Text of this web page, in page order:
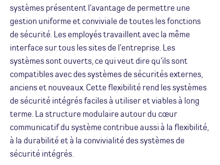
systèmes présentent l’avantage de permettre une
gestion uniforme et conviviale de toutes les fonctions
de sécurité. Les employés travaillent avec la même
interface sur tous les sites de l’entreprise. Les
systèmes sont ouverts, ce qui veut dire qu’ils sont
compatibles avec des systèmes de sécurités externes,
anciens et nouveaux. Cette flexibilité rend les systèmes
de sécurité intégrés faciles à utiliser et viables à long
terme. La structure modulaire autour du cœur
communicatif du système contribue aussi à la flexibilité,
à la durabilité et à la convivialité des systèmes de
sécurité intégrés.